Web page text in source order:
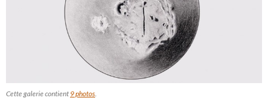
Cette galerie contient 9 photos.